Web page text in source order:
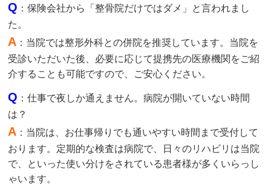
Q ：保険会社から「整骨院だけではダメ」と言われまし
た。
A ：当院では整形外科との併院を推奨しています。当院を
受診いただいた後、必要に応じて提携先の医療機関をご紹
介することも可能ですので、ご安心ください。
Q ：仕事で夜しか通えません。病院が開いていない時間
は？
A ：当院は、お仕事帰りでも通いやすい時間まで受付して
おります。定期的な検査は病院で、日々のリハビリは当院
で、といった使い分けをされている患者様が多くいらっし
ゃいます。